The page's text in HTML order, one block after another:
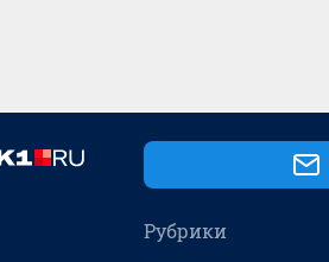
Рубрики